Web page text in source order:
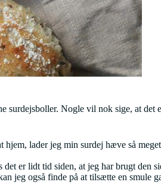
surdejsboller. Nogle vil nok sige, at
lader jeg min surdej hæve så
er lidt tid siden, at jeg har brugt
jeg også finde på at tilsætte en smule